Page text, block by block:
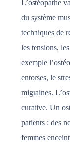
L’ostéopathe
du système
techniques de
les tensions,
exemple
entorses, le
migraines.
curative. Un
patients : des
femmes